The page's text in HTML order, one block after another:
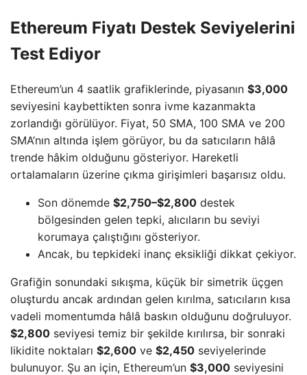
Ethereum Fiyatı Destek Seviyelerini
Test Ediyor
Ethereum’un 4 saatlik grafiklerinde, piyasanın $3,000
seviyesini kaybettikten sonra ivme kazanmakta
zorlandığı görülüyor. Fiyat, 50 SMA, 100 SMA ve 200
SMA’nın altında işlem görüyor, bu da satıcıların hâlâ
trende hâkim olduğunu gösteriyor. Hareketli
ortalamaların üzerine çıkma girişimleri başarısız oldu.
Son dönemde $2,750–$2,800 destek
bölgesinden gelen tepki, alıcıların bu seviyi
korumaya çalıştığını gösteriyor.
Ancak, bu tepkideki inanç eksikliği dikkat çekiyor.
Grafiğin sonundaki sıkışma, küçük bir simetrik üçgen
oluşturdu ancak ardından gelen kırılma, satıcıların kısa
vadeli momentumda hâlâ baskın olduğunu doğruluyor.
$2,800 seviyesi temiz bir şekilde kırılırsa, bir sonraki
likidite noktaları $2,600 ve $2,450 seviyelerinde
bulunuyor. Şu an için, Ethereum’un $3,000 seviyesini